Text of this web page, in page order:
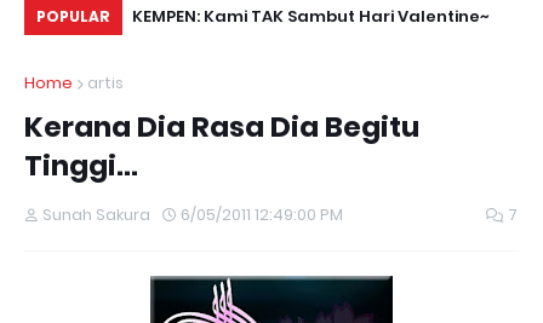
POPULAR
Retreats, KEMPEN: Kami TAK Sambut Hari Valentine~
Home artis
Kerana Dia Rasa Dia Begitu
Tinggi...
Sunah Sakura 6/05/2011 12:49:00 PM 7